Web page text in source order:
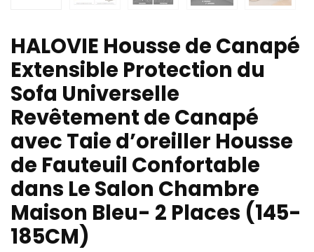
HALOVIE Housse de Canapé
Extensible Protection du
Sofa Universelle
Revêtement de Canapé
avec Taie d’oreiller Housse
de Fauteuil Confortable
dans Le Salon Chambre
Maison Bleu- 2 Places (145-
185CM)